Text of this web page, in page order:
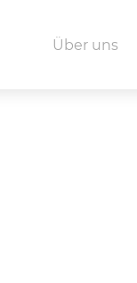
Über uns